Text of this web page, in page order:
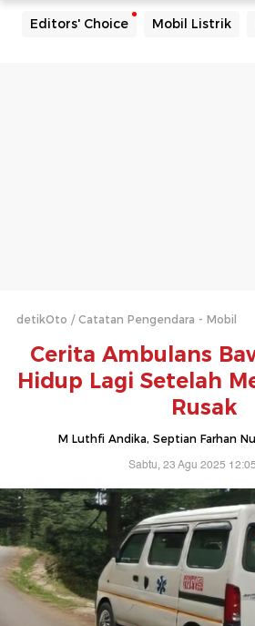
Editors' Choice Mobil Listrik
detikOto Catatan Pengendara - Mobil
Cerita Ambulans
Hidup Lagi Setelah
Rusak
M Luthfi Andika, Septian Farhan
Sabtu, 23 Agu 2025